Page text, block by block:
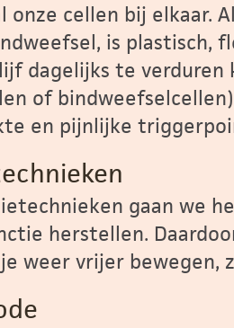
cellen bij elkaar.
is plastisch,
dagelijks te
of
en pijnlijke
gaan we
herstellen.
weer vrijer bewegen,